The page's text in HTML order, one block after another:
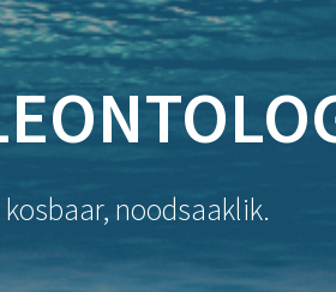
noodsaaklik.